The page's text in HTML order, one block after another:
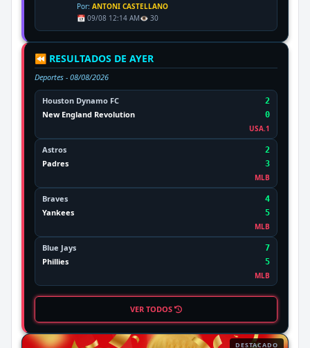
Por: ANTONI CASTELLANO
📅 09/08 12:14 AM👁️ 30
⏪ RESULTADOS DE AYER
Deportes - 08/08/2026
Houston Dynamo FC 2
New England Revolution
0
USA.1
Astros 2
Padres
3
MLB
Braves 4
Yankees
5
MLB
Blue Jays 7
Phillies
5
MLB
VER TODOS
DESTACADO